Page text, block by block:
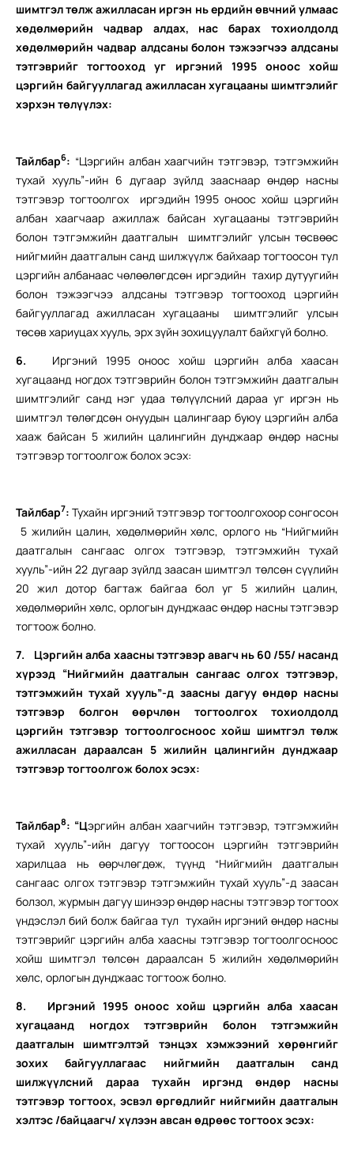
шимтгэл төлж ажилласан иргэн нь ердийн өвчний улмаас
хөдөлмөрийн чадвар алдах, нас барах тохиолдолд
хөдөлмөрийн чадвар алдсаны болон тэжээгчээ алдсаны
тэтгэврийг тогтооход уг иргэний 1995 оноос хойш
цэргийн байгууллагад ажилласан хугацааны шимтгэлийг
хэрхэн төлүүлэх:
Тайлбар6: “Цэргийн албан хаагчийн тэтгэвэр, тэтгэмжийн
тухай хууль”-ийн 6 дугаар зүйлд зааснаар өндөр насны
тэтгэвэр тогтоолгох иргэдийн 1995 оноос хойш цэргийн
албан хаагчаар ажиллаж байсан хугацааны тэтгэврийн
болон тэтгэмжийн даатгалын шимтгэлийг улсын төсвөөс
нийгмийн даатгалын санд шилжүүлж байхаар тогтоосон тул
цэргийн албанаас чөлөөлөгдсөн иргэдийн тахир дутуугийн
болон тэжээгчээ алдсаны тэтгэвэр тогтооход цэргийн
байгууллагад ажилласан хугацааны шимтгэлийг улсын
төсөв хариуцах хууль, эрх зүйн зохицуулалт байхгүй болно.
6.
Иргэний 1995 оноос хойш цэргийн алба хаасан
хугацаанд ногдох тэтгэврийн болон тэтгэмжийн даатгалын
шимтгэлийг санд нэг удаа төлүүлсний дараа уг иргэн нь
шимтгэл төлөгдсөн онуудын цалингаар буюу цэргийн алба
хааж байсан 5 жилийн цалингийн дунджаар өндөр насны
тэтгэвэр тогтоолгож болох эсэх:
Тайлбар7: Тухайн иргэний тэтгэвэр тогтоолгохоор сонгосон
5 жилийн цалин, хөдөлмөрийн хөлс, орлого нь “Нийгмийн
даатгалын сангаас олгох тэтгэвэр, тэтгэмжийн тухай
хууль”-ийн 22 дугаар зүйлд заасан шимтгэл төлсөн сүүлийн
20 жил дотор багтаж байгаа бол уг 5 жилийн цалин,
хөдөлмөрийн хөлс, орлогын дунджаас өндөр насны тэтгэвэр
тогтоож болно.
7. Цэргийн алба хаасны тэтгэвэр авагч нь 60 /55/ насанд
хүрээд “Нийгмийн даатгалын сангаас олгох тэтгэвэр,
тэтгэмжийн тухай хууль”-д заасны дагуу өндөр насны
тэтгэвэр болгон өөрчлөн тогтоолгох тохиолдолд
цэргийн тэтгэвэр тогтоолгосноос хойш шимтгэл төлж
ажилласан дараалсан 5 жилийн цалингийн дунджаар
тэтгэвэр тогтоолгож болох эсэх:
Тайлбар8: “Цэргийн албан хаагчийн тэтгэвэр, тэтгэмжийн
тухай хууль”-ийн дагуу тогтоосон цэргийн тэтгэврийн
харилцаа нь өөрчлөгдөж, түүнд “Нийгмийн даатгалын
сангаас олгох тэтгэвэр тэтгэмжийн тухай хууль”-д заасан
болзол, журмын дагуу шинээр өндөр насны тэтгэвэр тогтоох
үндэслэл бий болж байгаа тул тухайн иргэний өндөр насны
тэтгэврийг цэргийн алба хаасны тэтгэвэр тогтоолгосноос
хойш шимтгэл төлсөн дараалсан 5 жилийн хөдөлмөрийн
хөлс, орлогын дунджаас тогтоож болно.
8. Иргэний 1995 оноос хойш цэргийн алба хаасан
хугацаанд ногдох тэтгэврийн болон тэтгэмжийн
даатгалын шимтгэлтэй тэнцэх хэмжээний хөрөнгийг
зохих байгууллагаас нийгмийн даатгалын санд
шилжүүлсний дараа тухайн иргэнд өндөр насны
тэтгэвэр тогтоох, эсвэл өргөдлийг нийгмийн даатгалын
хэлтэс /байцаагч/ хүлээн авсан өдрөөс тогтоох эсэх: